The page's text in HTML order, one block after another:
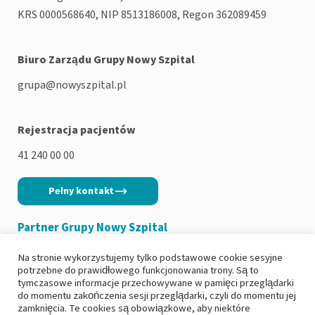
KRS 0000568640, NIP 8513186008, Regon 362089459
Biuro Zarządu Grupy Nowy Szpital
grupa@nowyszpital.pl
Rejestracja pacjentów
41 240 00 00
Pełny kontakt
Partner Grupy Nowy Szpital
Copyright 2026 |Polityka prywatności
Na stronie wykorzystujemy tylko podstawowe cookie sesyjne
potrzebne do prawidłowego funkcjonowania trony. Są to
tymczasowe informacje przechowywane w pamięci przeglądarki
do momentu zakończenia sesji przeglądarki, czyli do momentu jej
zamknięcia. Te cookies są obowiązkowe, aby niektóre